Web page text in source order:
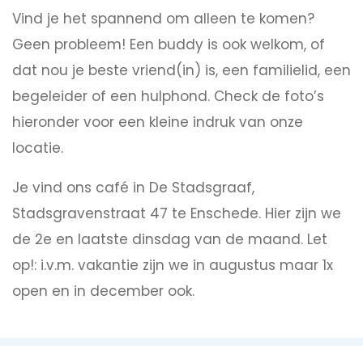
Vind je het spannend om alleen te komen?
Geen probleem! Een buddy is ook welkom, of
dat nou je beste vriend(in) is, een familielid, een
begeleider of een hulphond. Check de foto’s
hieronder voor een kleine indruk van onze
locatie.
Je vind ons café in De Stadsgraaf,
Stadsgravenstraat 47 te Enschede. Hier zijn we
de 2e en laatste dinsdag van de maand. Let
op!: i.v.m. vakantie zijn we in augustus maar 1x
open en in december ook.